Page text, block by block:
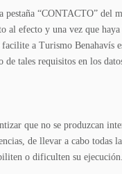
pestaña “CONTACTO”
efecto y una vez que
a Turismo Benahavís
tales requisitos en los
que no se produzcan
de llevar a cabo todas
o dificulten su ejecución.